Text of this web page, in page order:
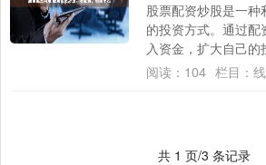
股票配资炒股是一
的投资方式。通过
入资金，扩大自己
高的收益。 * **多元
阅读： 104 栏目：
共 1 页/3 条记录